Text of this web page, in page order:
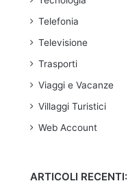
Telefonia
Televisione
Trasporti
Viaggi e Vacanze
Villaggi Turistici
Web Account
ARTICOLI RECENTI: